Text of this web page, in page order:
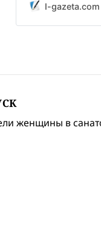
I-gazeta.com
женщины в